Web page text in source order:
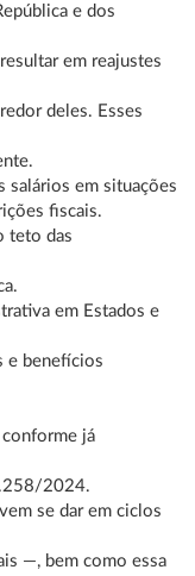
e dos
em reajustes
deles. Esses
salários em situações
fiscais.
teto das
em Estados e
e benefícios
já
2024.
se dar em ciclos
—, bem como essa